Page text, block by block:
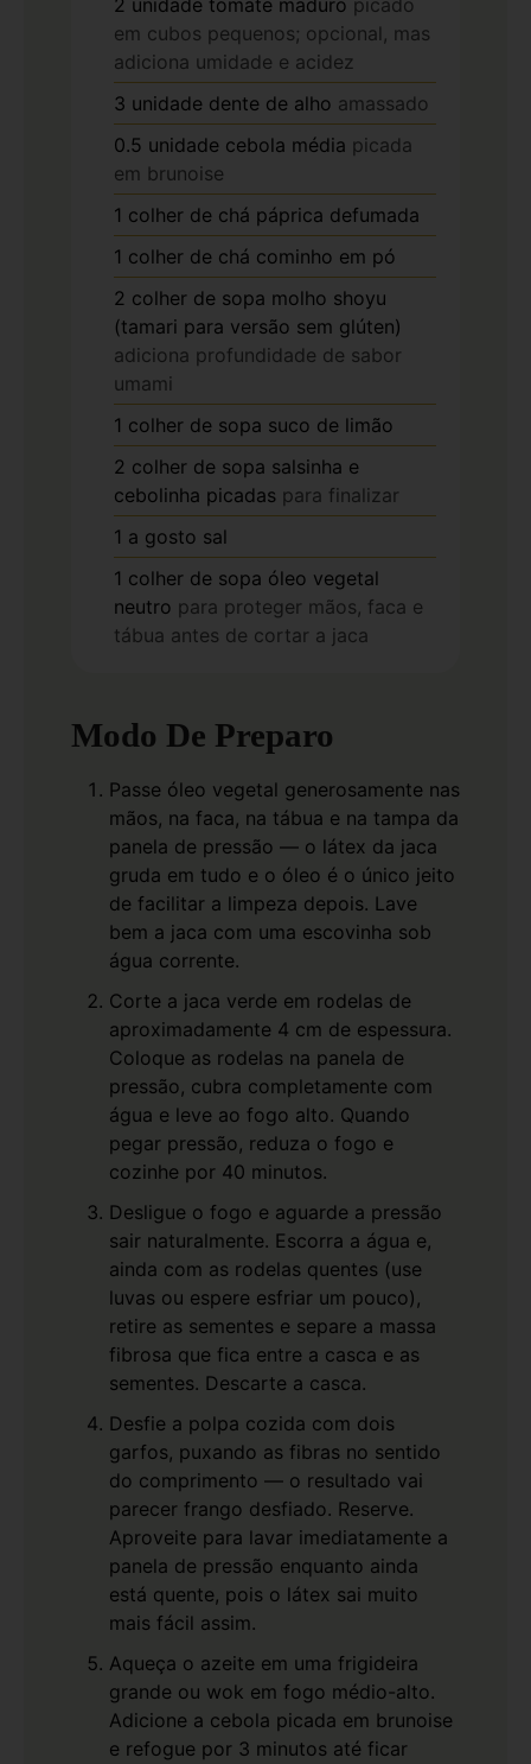
em cubos pequenos; opcional, mas
adiciona umidade e acidez
3 unidade dente de alho amassado
0.5 unidade cebola média picada
em brunoise
1 colher de chá páprica defumada
1 colher de chá cominho em pó
2 colher de sopa molho shoyu
(tamari para versão sem glúten)
adiciona profundidade de sabor
umami
1 colher de sopa suco de limão
2 colher de sopa salsinha e
cebolinha picadas para finalizar
1 a gosto sal
1 colher de sopa óleo vegetal
neutro para proteger mãos, faca e
tábua antes de cortar a jaca
Modo De Preparo
Passe óleo vegetal generosamente nas
mãos, na faca, na tábua e na tampa da
panela de pressão — o látex da jaca
gruda em tudo e o óleo é o único jeito
de facilitar a limpeza depois. Lave
bem a jaca com uma escovinha sob
água corrente.
Corte a jaca verde em rodelas de
aproximadamente 4 cm de espessura.
Coloque as rodelas na panela de
pressão, cubra completamente com
água e leve ao fogo alto. Quando
pegar pressão, reduza o fogo e
cozinhe por 40 minutos.
Desligue o fogo e aguarde a pressão
sair naturalmente. Escorra a água e,
ainda com as rodelas quentes (use
luvas ou espere esfriar um pouco),
retire as sementes e separe a massa
fibrosa que fica entre a casca e as
sementes. Descarte a casca.
Desfie a polpa cozida com dois
garfos, puxando as fibras no sentido
do comprimento — o resultado vai
parecer frango desfiado. Reserve.
Aproveite para lavar imediatamente a
panela de pressão enquanto ainda
está quente, pois o látex sai muito
mais fácil assim.
Aqueça o azeite em uma frigideira
grande ou wok em fogo médio-alto.
Adicione a cebola picada em brunoise
e refogue por 3 minutos até ficar